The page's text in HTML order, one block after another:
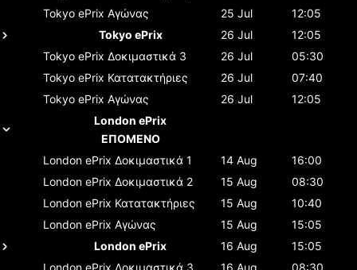
Tokyo ePrix Αγώνας 25 Jul
12:05
Tokyo ePrix
26 Jul
12:05
Tokyo ePrix Δοκιμαστικά 3 26 Jul
05:30
Tokyo ePrix Κατατακτήριες 26 Jul
07:40
Tokyo ePrix Αγώνας 26 Jul
12:05
London ePrix
ΕΠΟΜΕΝΟ
London ePrix Δοκιμαστικά 1 14 Aug
16:00
London ePrix Δοκιμαστικά 2 15 Aug
08:30
London ePrix Κατατακτήριες 15 Aug
10:40
London ePrix Αγώνας 15 Aug
15:05
London ePrix
16 Aug
15:05
London ePrix Δοκιμαστικά 3 16 Aug 08:30